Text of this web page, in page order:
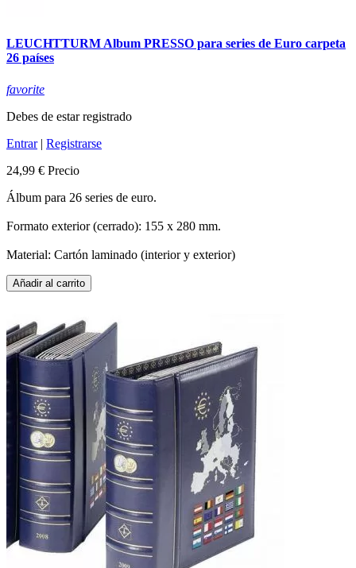
LEUCHTTURM Album PRESSO para series de Euro carpeta
26 países
favorite
Debes de estar registrado
Entrar| Registrarse
24,99 € Precio
Álbum para 26 series de euro.
Formato exterior (cerrado): 155 x 280 mm.
Material: Cartón laminado (interior y exterior)
Añadir al carrito